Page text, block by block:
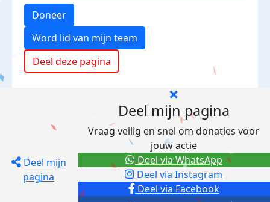
Doneer
Word lid van mijn team
Deel deze pagina
Deel mijn
pagina
Deel mijn pagina
Vraag veilig en snel om donaties voor
jouw actie
Deel via Facebook
Deel via Instagram
Deel via WhatsApp